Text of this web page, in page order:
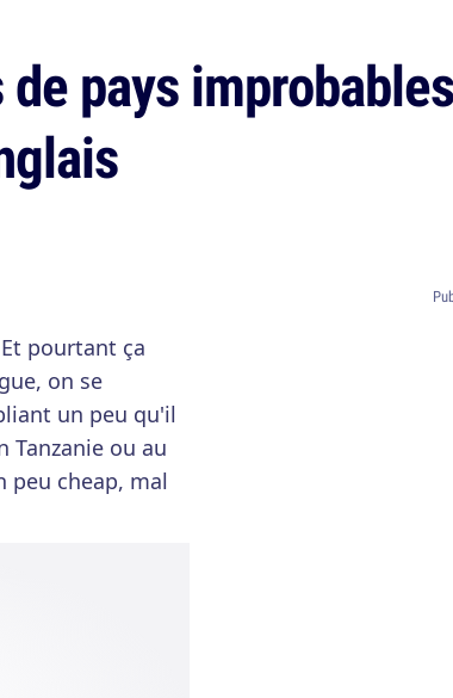
pays
pourtant ça
on se
un peu qu'il
Tanzanie ou au
peu cheap, mal